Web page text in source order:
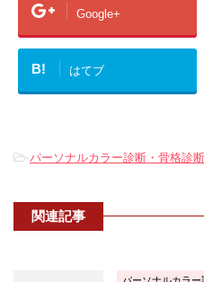
Google+
B! はてブ
-パーソナルカラー診断・骨格診断
関連記事